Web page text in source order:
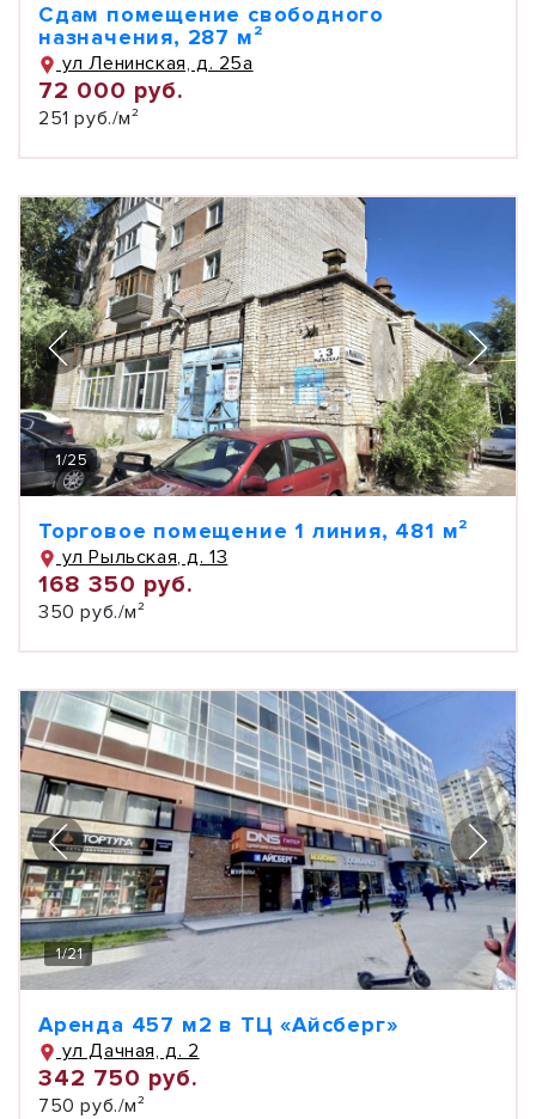
Сдам помещение свободного
назначения, 287 м²
ул Ленинская, д. 25а
72 000 руб.
251 руб./м²
1/25
Торговое помещение 1 линия, 481 м²
ул Рыльская, д. 13
168 350 руб.
350 руб./м²
1/21
Аренда 457 м2 в ТЦ «Айсберг»
ул Дачная, д. 2
342 750 руб.
750 руб./м²